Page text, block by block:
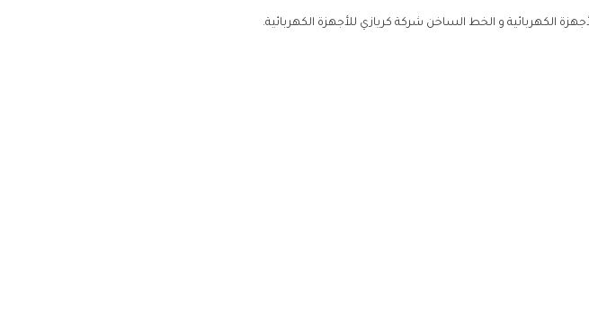
الكهربائية و الخط الساخن شركة كريازي للأجهزة الكهربائية.